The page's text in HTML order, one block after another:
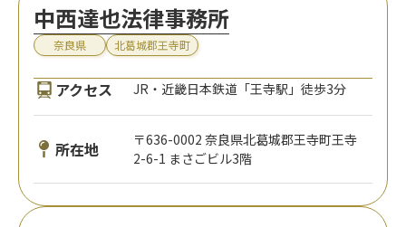
中西達也法律事務所
奈良県 北葛城郡王寺町
アクセス JR・近畿日本鉄道「王寺駅」徒歩3分
所在地
〒636-0002 奈良県北葛城郡王寺町王寺
2-6-1 まさごビル3階